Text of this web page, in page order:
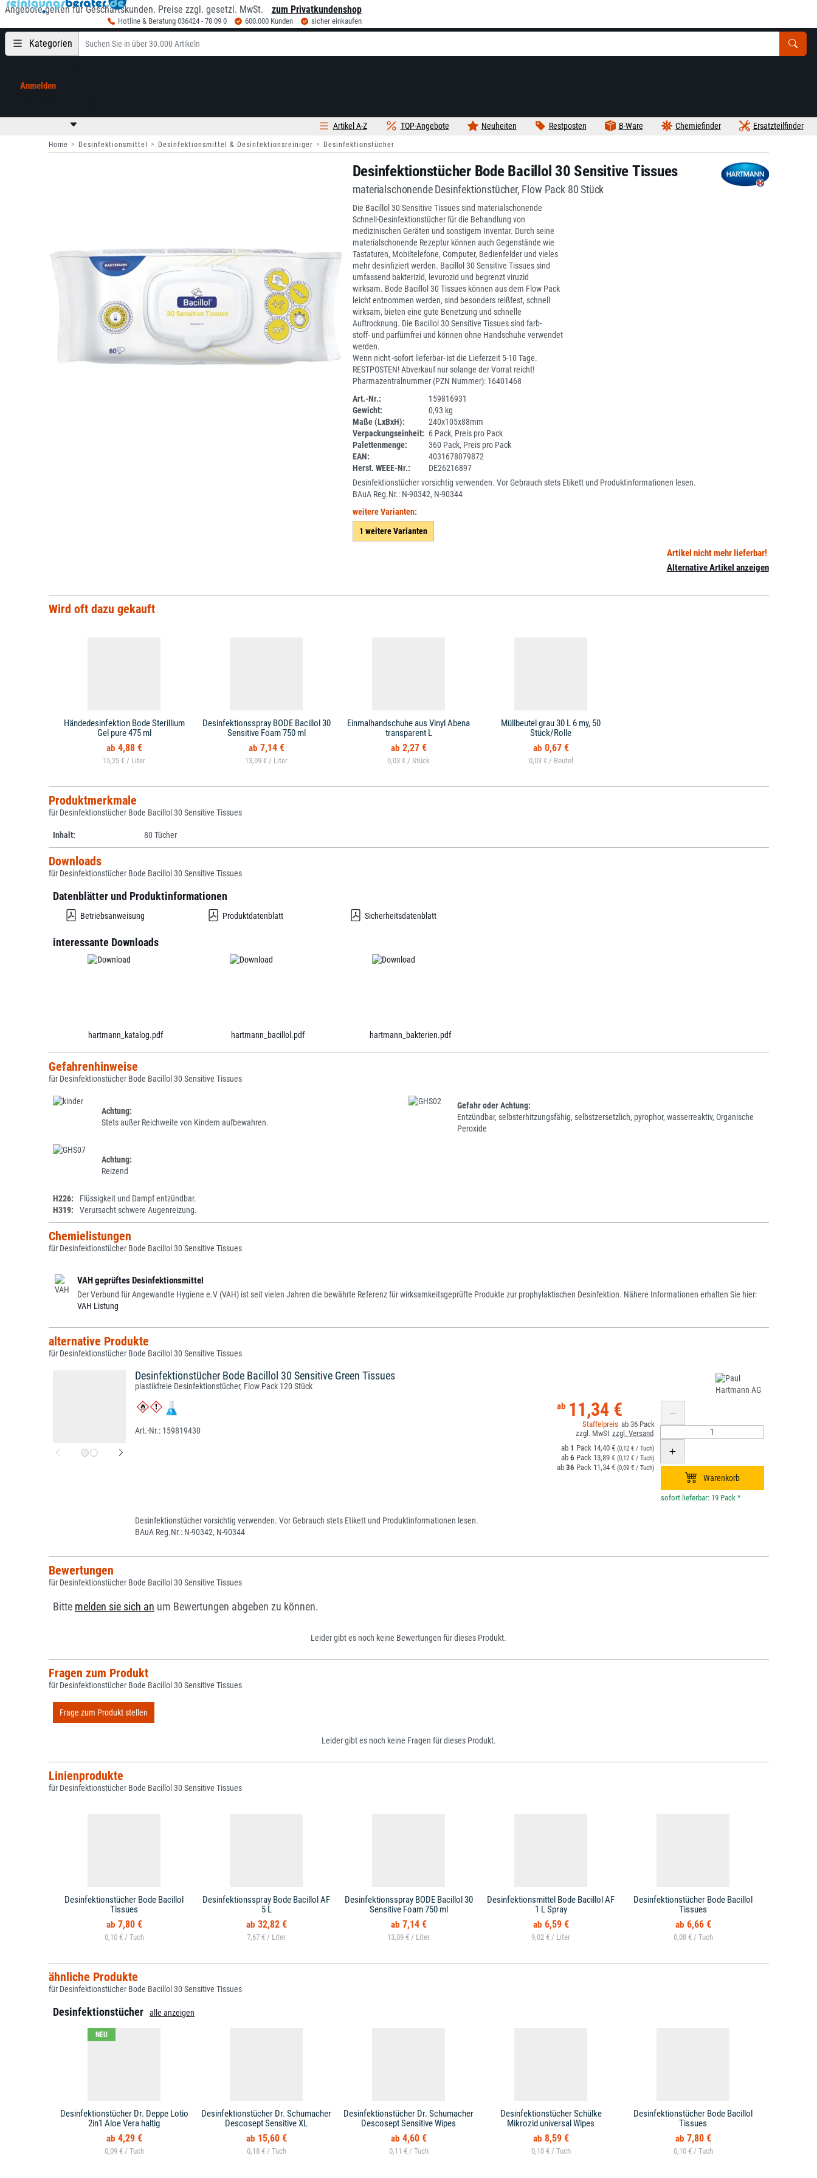
Angebote gelten für Geschäftskunden. Preise zzgl. gesetzl. MwSt. zum Privatkundenshop
Hotline & Beratung 036424 - 78 09 0 600.000 Kunden sicher einkaufen
Kategorien
Anmelden
Ersatzteilfinder
Chemiefinder
B-Ware
Restposten
Neuheiten
TOP-Angebote
Artikel A-Z
Home Desinfektionsmittel Desinfektionsmittel & Desinfektionsreiniger Desinfektionstücher
Desinfektionstücher Bode Bacillol 30 Sensitive Tissues
materialschonende Desinfektionstücher, Flow Pack 80 Stück
Die Bacillol 30 Sensitive Tissues sind materialschonende
Schnell-Desinfektionstücher für die Behandlung von
medizinischen Geräten und sonstigem Inventar. Durch seine
materialschonende Rezeptur können auch Gegenstände wie
Tastaturen, Mobiltelefone, Computer, Bedienfelder und vieles
mehr desinfiziert werden. Bacillol 30 Sensitive Tissues sind
umfassend bakterizid, levurozid und begrenzt viruzid
wirksam. Bode Bacillol 30 Tissues können aus dem Flow Pack
leicht entnommen werden, sind besonders reißfest, schnell
wirksam, bieten eine gute Benetzung und schnelle
Auftrocknung. Die Bacillol 30 Sensitive Tissues sind farb-
stoff- und parfümfrei und können ohne Handschuhe verwendet
werden.
Wenn nicht -sofort lieferbar- ist die Lieferzeit 5-10 Tage.
RESTPOSTEN! Abverkauf nur solange der Vorrat reicht!
Pharmazentralnummer (PZN Nummer): 16401468
Art.-Nr.:
159816931
Gewicht:
0,93 kg
Maße (LxBxH):
240x105x88mm
Verpackungseinheit: 6 Pack, Preis pro Pack
Palettenmenge:
360 Pack, Preis pro Pack
EAN:
4031678079872
Herst. WEEE-Nr.:
DE26216897
Desinfektionstücher vorsichtig verwenden. Vor Gebrauch stets Etikett und Produktinformationen lesen.
BAuA Reg.Nr.: N-90342, N-90344
weitere Varianten:
1 weitere Varianten
Artikel nicht mehr lieferbar!
Alternative Artikel anzeigen
Wird oft dazu gekauft
Händedesinfektion Bode Sterillium
Gel pure 475 ml
4,88 €
15,25 € /
Desinfektionsspray BODE Bacillol 30
Sensitive Foam 750 ml
7,14 €
13,09 € /
Einmalhandschuhe aus Vinyl Abena
transparent L
2,27 €
0,03 € /
Müllbeutel grau 30 L 6 my, 50
Stück/Rolle
0,67 €
0,03 € /
Produktmerkmale
für Desinfektionstücher Bode Bacillol 30 Sensitive Tissues
Inhalt: 80 Tücher
Downloads
für Desinfektionstücher Bode Bacillol 30 Sensitive Tissues
Datenblätter und Produktinformationen
Betriebsanweisung Produktdatenblatt Sicherheitsdatenblatt
interessante Downloads
hartmann_katalog.pdf hartmann_bacillol.pdf hartmann_bakterien.pdf
Gefahrenhinweise
für Desinfektionstücher Bode Bacillol 30 Sensitive Tissues
Achtung:
Stets außer Reichweite von Kindern aufbewahren.
Gefahr oder Achtung:
Entzündbar, selbsterhitzungsfähig, selbstzersetzlich, pyrophor, wasserreaktiv, Organische
Peroxide
Achtung:
Reizend
H226:
Flüssigkeit und Dampf entzündbar.
H319:
Verursacht schwere Augenreizung.
Chemielistungen
für Desinfektionstücher Bode Bacillol 30 Sensitive Tissues
VAH geprüftes Desinfektionsmittel
Der Verbund für Angewandte Hygiene e.V (VAH) ist seit vielen Jahren die bewährte Referenz für wirksamkeitsgeprüfte Produkte zur prophylaktischen Desinfektion. Nähere Informationen erhalten Sie hier:
VAH Listung
alternative Produkte
für Desinfektionstücher Bode Bacillol 30 Sensitive Tissues
Desinfektionstücher Bode Bacillol 30 Sensitive Green Tissues
plastikfreie Desinfektionstücher, Flow Pack 120 Stück
159819430
11,34 €
36
1 14,40 € (0,12 € / Tuch)
6 13,89 € (0,12 € / Tuch)
36 11,34 € (0,09 € / Tuch)
*
Desinfektionstücher vorsichtig verwenden. Vor Gebrauch stets Etikett und Produktinformationen lesen.
BAuA Reg.Nr.: N-90342, N-90344
Bewertungen
für Desinfektionstücher Bode Bacillol 30 Sensitive Tissues
Bitte melden sie sich an um Bewertungen abgeben zu können.
Leider gibt es noch keine Bewertungen für dieses Produkt.
Fragen zum Produkt
für Desinfektionstücher Bode Bacillol 30 Sensitive Tissues
Frage zum Produkt stellen
Leider gibt es noch keine Fragen für dieses Produkt.
Linienprodukte
für Desinfektionstücher Bode Bacillol 30 Sensitive Tissues
Desinfektionstücher Bode Bacillol
Tissues
7,80 €
0,10 € /
Desinfektionsspray Bode Bacillol AF
5 L
32,82 €
7,67 € /
Desinfektionsspray BODE Bacillol 30
Sensitive Foam 750 ml
7,14 €
13,09 € /
Desinfektionsmittel Bode Bacillol AF
1 L Spray
6,59 €
9,02 € /
Desinfektionstücher Bode Bacillol
Tissues
6,66 €
0,08 € /
ähnliche Produkte
für Desinfektionstücher Bode Bacillol 30 Sensitive Tissues
Desinfektionstücher alle anzeigen
NEU
Desinfektionstücher Dr. Deppe Lotio
2in1 Aloe Vera haltig
4,29 €
0,09 € /
Desinfektionstücher Dr. Schumacher
Descosept Sensitive XL
15,60 €
0,18 € /
Desinfektionstücher Dr. Schumacher
Descosept Sensitive Wipes
4,60 €
0,11 € /
Desinfektionstücher Schülke
Mikrozid universal Wipes
8,59 €
0,10 € /
Desinfektionstücher Bode Bacillol
Tissues
7,80 €
0,10 € /